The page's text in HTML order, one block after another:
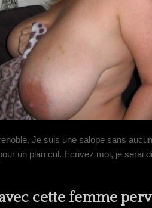
Je suis une salope sans
un plan cul. Ecrivez moi, je serai
cette femme